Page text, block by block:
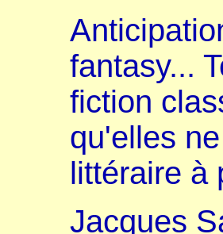
fantasy...
fiction
qu'elles
littéraire à
Jacques